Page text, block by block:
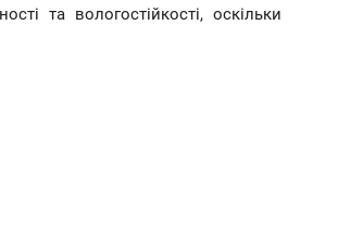
та вологостійкості, оскільки